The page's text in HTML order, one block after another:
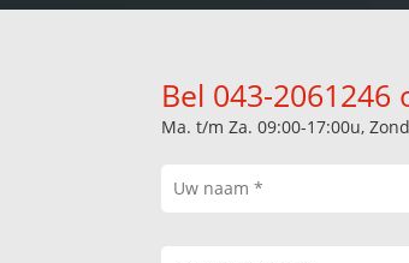
Bel 043-
Ma. t/m Za. 09:00-17:00u,